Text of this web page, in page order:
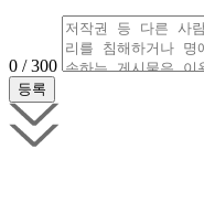
0 / 300